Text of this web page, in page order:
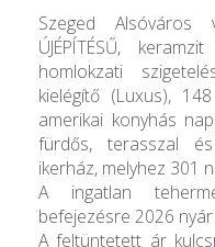
Szeged Alsóváros
ÚJÉPÍTÉSŰ,
homlokzati
kielégítő (Luxus),
amerikai konyhás
fürdős, terasszal
ikerház, melyhez 301
A ingatlan
befejezésre 2026 nyár
A feltüntetett ár